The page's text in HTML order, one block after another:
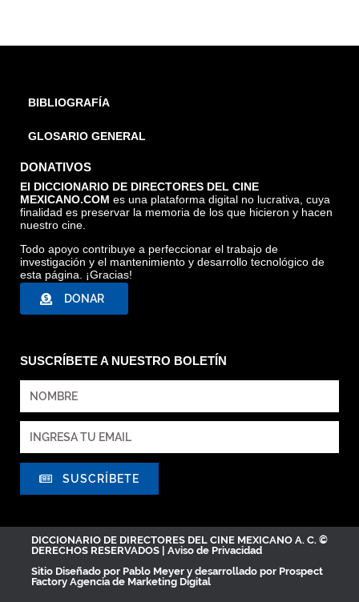
BIBLIOGRAFÍA
GLOSARIO GENERAL
DONATIVOS
El DICCIONARIO DE DIRECTORES DEL CINE
MEXICANO.COM es una plataforma digital no lucrativa, cuya
finalidad es preservar la memoria de los que hicieron y hacen
nuestro cine.
Todo apoyo contribuye a perfeccionar el trabajo de
investigación y el mantenimiento y desarrollo tecnológico de
esta página. ¡Gracias!
DONAR
SUSCRÍBETE A NUESTRO BOLETÍN
SUSCRÍBETE
DICCIONARIO DE DIRECTORES DEL CINE MEXICANO A. C. ©
DERECHOS RESERVADOS | Aviso de Privacidad
Sitio Diseñado por Pablo Meyer y desarrollado por Prospect
Factory Agencia de Marketing Digital